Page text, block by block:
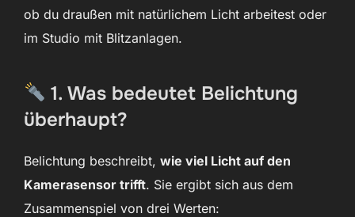
ob du draußen mit natürlichem Licht arbeitest oder
im Studio mit Blitzanlagen.
1. Was bedeutet Belichtung
überhaupt?
Belichtung beschreibt, wie viel Licht auf den
Kamerasensor trifft. Sie ergibt sich aus dem
Zusammenspiel von drei Werten: